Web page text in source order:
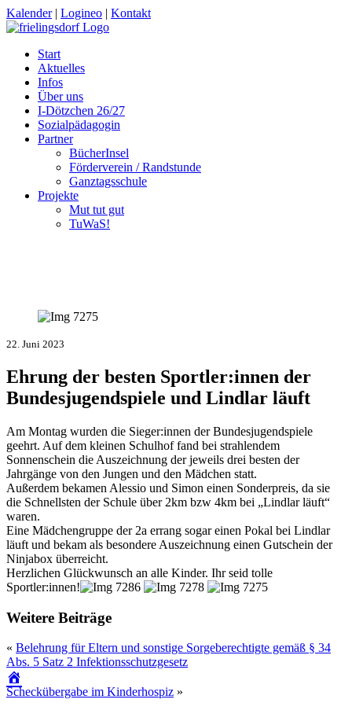
Kalender| Logineo | Kontakt
Start
Aktuelles
Infos
Über uns
I-Dötzchen 26/27
Sozialpädagogin
Partner
BücherInsel
Förderverein / Randstunde
Ganztagsschule
Projekte
Mut tut gut
TuWaS!
22. Juni 2023
Ehrung der besten Sportler:innen der
Bundesjugendspiele und Lindlar läuft
Am Montag wurden die Sieger:innen der Bundesjugendspiele
geehrt. Auf dem kleinen Schulhof fand bei strahlendem
Sonnenschein die Auszeichnung der jeweils drei besten der
Jahrgänge von den Jungen und den Mädchen statt.
Außerdem bekamen Alessio und Simon einen Sonderpreis, da sie
die Schnellsten der Schule über 2km bzw 4km bei „Lindlar läuft“
waren.
Eine Mädchengruppe der 2a errang sogar einen Pokal bei Lindlar
läuft und bekam als besondere Auszeichnung einen Gutschein der
Ninjabox überreicht.
Herzlichen Glückwunsch an alle Kinder. Ihr seid tolle
Sportler:innen!
Weitere Beiträge
« Belehrung für Eltern und sonstige Sorgeberechtigte gemäß § 34
Abs. 5 Satz 2 Infektionsschutzgesetz
Scheckübergabe im Kinderhospiz »